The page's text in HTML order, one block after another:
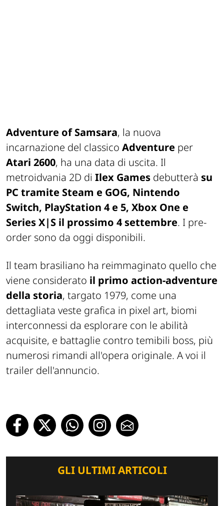
Adventure of Samsara, la nuova
incarnazione del classico Adventure per
Atari 2600, ha una data di uscita. Il
metroidvania 2D di Ilex Games debutterà su
PC tramite Steam e GOG, Nintendo
Switch, PlayStation 4 e 5, Xbox One e
Series X|S il prossimo 4 settembre. I pre-
order sono da oggi disponibili.
Il team brasiliano ha reimmaginato quello che
viene considerato il primo action-adventure
della storia, targato 1979, come una
dettagliata veste grafica in pixel art, biomi
interconnessi da esplorare con le abilità
acquisite, e battaglie contro temibili boss, più
numerosi rimandi all'opera originale. A voi il
trailer dell'annuncio.
GLI ULTIMI ARTICOLI